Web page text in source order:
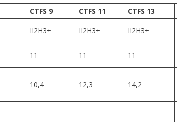
CTFS 9 CTFS 11 CTFS 13
II2H3+ II2H3+ II2НЗ+
11 11 11
10,4 12,3 14,2